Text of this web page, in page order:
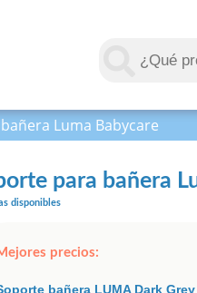
Luma Babycare
para bañera
disponibles
precios:
bañera LUMA Dark